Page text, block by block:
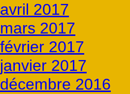
avril 2017
mars 2017
février 2017
janvier 2017
décembre 2016